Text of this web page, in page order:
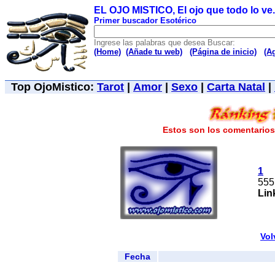
EL OJO MISTICO, El ojo que todo lo
Primer buscador Esotérico
Ingrese las palabras que desea Buscar:
(Home) (Añade tu web) (Página de inicio)
Top OjoMistico: Tarot Amor Sexo Carta Natal
Estos son los
1
555
Fecha